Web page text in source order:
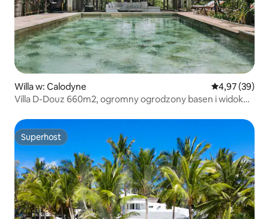
Willa w: Calodyne Średnia
4,97 (39)
Villa D-Douz 660m2, ogromny ogrodzony basen i widok
Superhost
Superhost